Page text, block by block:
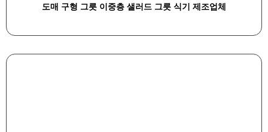
도매 구형 그릇 이중층 샐러드 그릇 식기 제조업체